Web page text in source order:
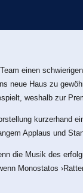
einen
neue Haus zu
weshalb zur
kurzerhand
Applaus und
die Musik des
Monostatos